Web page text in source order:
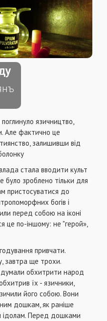
язичництво,
Але фактично це
залишивши від
стала вводити культ
було зроблено тільки для
пристосуватися до
богів і
перед собою на іконі
це по-іншому: не "герой»,
привчати.
завтра ще трохи.
думали обхитрити народ
їх - язичники,
його собою. Вони
дошкам, як раніше
ідолам. Перед дошками